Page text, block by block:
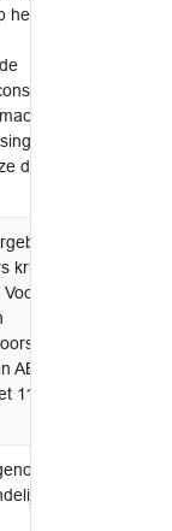
het
de VNG
in
krijgen
de
ABP
11
bij
onze